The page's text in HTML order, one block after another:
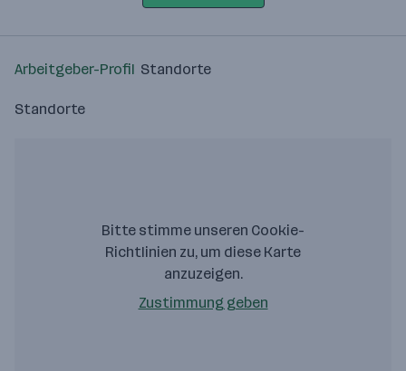
Arbeitgeber-Profil Standorte
Standorte
Bitte stimme unseren Cookie-
Richtlinien zu, um diese Karte
anzuzeigen.
Zustimmung geben